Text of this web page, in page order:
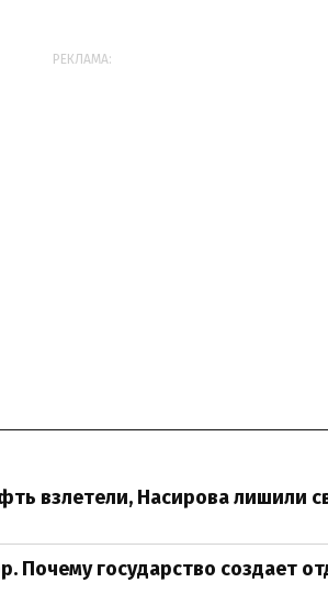
РЕКЛАМА:
взлетели, Насирова лишили
Почему государство создает